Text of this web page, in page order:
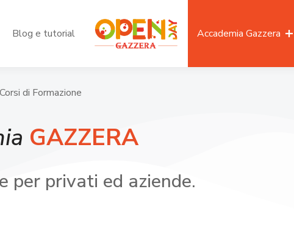
Blog e tutorial Accademia Gazzera
di Formazione
GAZZERA
per privati ed aziende.